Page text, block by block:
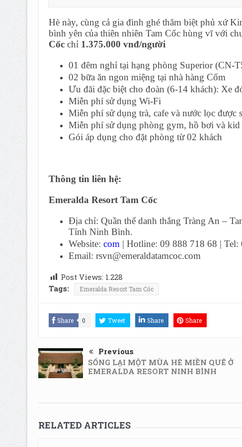
Hè này, cùng cả gia đình ghé thăm biệt phủ xứ
bình yên của thiên nhiên Tam Cốc hùng vĩ với
Cốcchỉ 1.375.000 vnđ/người
01 đêm nghỉ tại hạng phòng Superior (CN-
02 bữa ăn ngon miệng tại nhà hàng Cốm
Ưu đãi đặc biệt cho đoàn (6-14 khách): Xe
Miễn phí sử dụng Wi-Fi
Miễn phí sử dụng trà, cafe và nước lọc được
Miễn phí sử dụng phòng gym, hồ bơi và kid
Gói áp dụng cho đặt phòng từ 02 khách
Thông tin liên hệ:
Emeralda Resort Tam Cốc
Địa chỉ: Quần thể danh thắng Tràng An –
Tỉnh Ninh Bình.
Website: com | Hotline: 09 888 718 68 | Tel:
Email: rsvn@emeraldatamcoc.com
Post Views: 1.228
Tags:
Emeralda Resort Tam Cốc
Share 0 Tweet Share Share
Previous
SỐNG LẠI MỘT MÙA HÈ MIỀN QUÊ Ở
EMERALDA RESORT NINH BÌNH
RELATED ARTICLES